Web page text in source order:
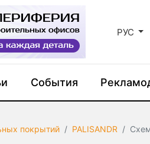
РУС
События
покрытий PALISANDR